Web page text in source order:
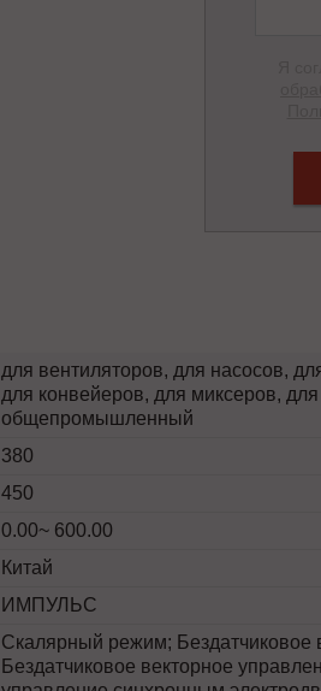
для вентиляторов, для насосов,
для конвейеров, для миксеров,
общепромышленный
380
450
0.00~ 600.00
Китай
ИМПУЛЬС
Скалярный режим; Бездатчиковое
Бездатчиковое векторное